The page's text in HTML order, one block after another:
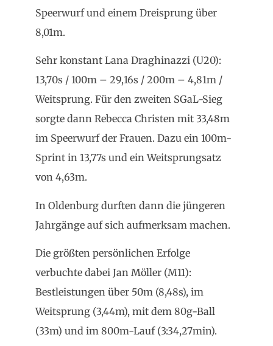
Speerwurf und einem Dreisprung über
8,01m.
Sehr konstant Lana Draghinazzi (U20):
13,70s / 100m – 29,16s / 200m – 4,81m /
Weitsprung. Für den zweiten SGaL-Sieg
sorgte dann Rebecca Christen mit 33,48m
im Speerwurf der Frauen. Dazu ein 100m-
Sprint in 13,77s und ein Weitsprungsatz
von 4,63m.
In Oldenburg durften dann die jüngeren
Jahrgänge auf sich aufmerksam machen.
Die größten persönlichen Erfolge
verbuchte dabei Jan Möller (M11):
Bestleistungen über 50m (8,48s), im
Weitsprung (3,44m), mit dem 80g-Ball
(33m) und im 800m-Lauf (3:34,27min).